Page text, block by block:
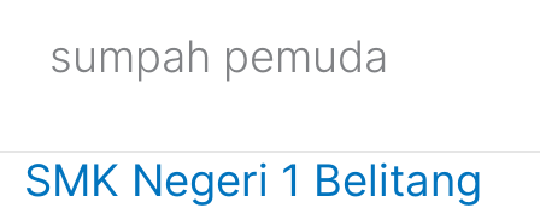
sumpah pemuda
SMK Negeri 1 Belitang
SMK
Negeri